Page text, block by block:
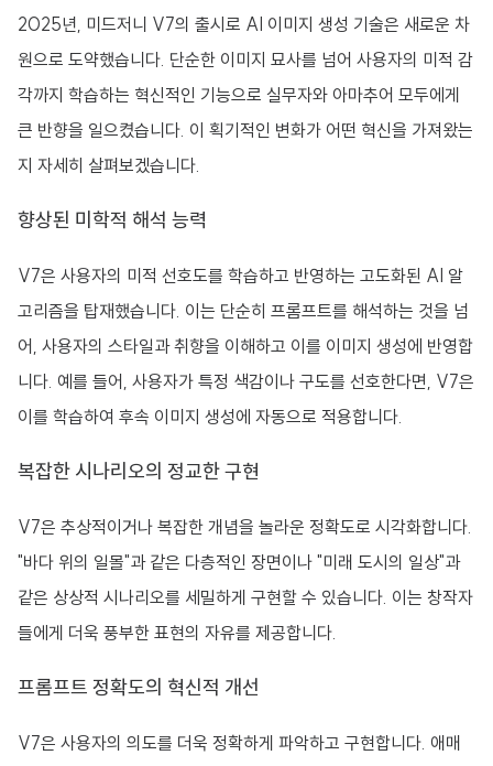
2025년, 미드저니 V7의 출시로 AI 이미지 생성 기술은 새로운 차
원으로 도약했습니다. 단순한 이미지 묘사를 넘어 사용자의 미적 감
각까지 학습하는 혁신적인 기능으로 실무자와 아마추어 모두에게
큰 반향을 일으켰습니다. 이 획기적인 변화가 어떤 혁신을 가져왔는
지 자세히 살펴보겠습니다.
향상된 미학적 해석 능력
V7은 사용자의 미적 선호도를 학습하고 반영하는 고도화된 AI 알
고리즘을 탑재했습니다. 이는 단순히 프롬프트를 해석하는 것을 넘
어, 사용자의 스타일과 취향을 이해하고 이를 이미지 생성에 반영합
니다. 예를 들어, 사용자가 특정 색감이나 구도를 선호한다면, V7은
이를 학습하여 후속 이미지 생성에 자동으로 적용합니다.
복잡한 시나리오의 정교한 구현
V7은 추상적이거나 복잡한 개념을 놀라운 정확도로 시각화합니다.
"바다 위의 일몰"과 같은 다층적인 장면이나 "미래 도시의 일상"과
같은 상상적 시나리오를 세밀하게 구현할 수 있습니다. 이는 창작자
들에게 더욱 풍부한 표현의 자유를 제공합니다.
프롬프트 정확도의 혁신적 개선
V7은 사용자의 의도를 더욱 정확하게 파악하고 구현합니다. 애매